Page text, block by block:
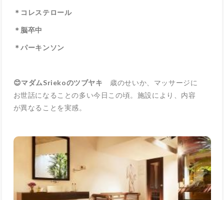
＊コレステロール
＊脳卒中
＊パーキンソン
😊マダムSriekoのツブヤキ 歳のせいか、マッサージに
お世話になることの多い今日この頃。施設により、内容
が異なることを実感。